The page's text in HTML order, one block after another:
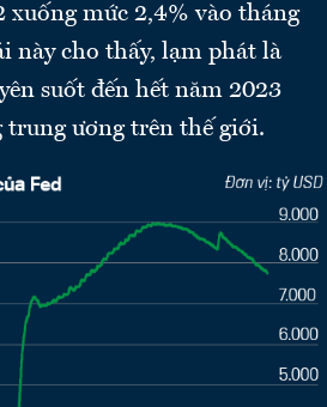
xuống mức 2,4% vào tháng
này cho thấy, lạm phát là
suốt đến hết năm 2023
trung ương trên thế giới.